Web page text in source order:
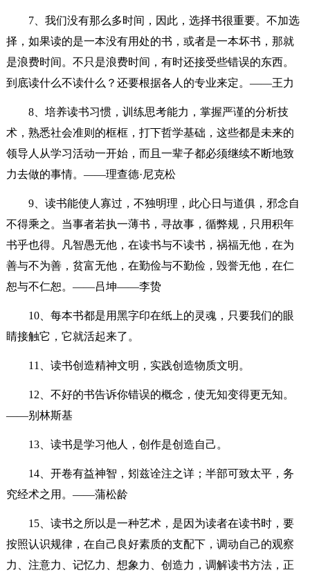
7、我们没有那么多时间，因此，选择书很重要。不加选
择，如果读的是一本没有用处的书，或者是一本坏书，那就
是浪费时间。不只是浪费时间，有时还接受些错误的东西。
到底读什么不读什么？还要根据各人的专业来定。——王力
8、培养读书习惯，训练思考能力，掌握严谨的分析技
术，熟悉社会准则的框框，打下哲学基础，这些都是未来的
领导人从学习活动一开始，而且一辈子都必须继续不断地致
力去做的事情。——理查德·尼克松
9、读书能使人寡过，不独明理，此心日与道俱，邪念自
不得乘之。当事者若执一薄书，寻故事，循弊规，只用积年
书乎也得。凡智愚无他，在读书与不读书，祸福无他，在为
善与不为善，贫富无他，在勤俭与不勤俭，毁誉无他，在仁
恕与不仁恕。——吕坤——李贽
10、每本书都是用黑字印在纸上的灵魂，只要我们的眼
睛接触它，它就活起来了。
11、读书创造精神文明，实践创造物质文明。
12、不好的书告诉你错误的概念，使无知变得更无知。
——别林斯基
13、读书是学习他人，创作是创造自己。
14、开卷有益神智，矧兹诠注之详；半部可致太平，务
究经术之用。——蒲松龄
15、读书之所以是一种艺术，是因为读者在读书时，要
按照认识规律，在自己良好素质的支配下，调动自己的观察
力、注意力、记忆力、想象力、创造力，调解读书方法，正